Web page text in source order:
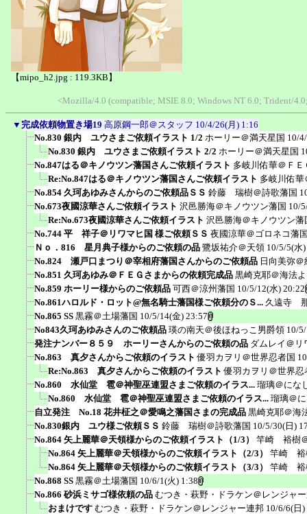
【mipo_h2.jpg : 119.3KB】
<Mozilla/4.0 (compatible; MSIE 8.0; Windows NT 6.0; Trident/
▼ 完成依頼物置き場19 高原鋼一郎＠スタッフ 10/4/26(月) 1:16
No.830 銀内 ユウさまご依頼イラスト 1/2 ホーリー＠満天星国 10/
No.830 銀内 ユウさまご依頼イラスト 2/2 ホーリー＠満天星国
No.847はる＠キノウツン藩国さんご依頼イラスト 多岐川佑華＠ＦＥ
Re:No.847はる＠キノウツン藩国さんご依頼イラスト 多岐川佑華
No.854 久珂あゆみさんからのご依頼品ＳＳ 鈴藤 瑞樹＠詩歌藩国
No.673夜國涼華さんご依頼イラスト 沢邑勝海＠キノウツン藩国 10/
Re:No.673夜國涼華さんご依頼イラスト 沢邑勝海＠キノウツン藩
No.744 平 祥子＠リワマヒ国 様ご依頼ＳＳ 夜國涼華＠ゴロネコ藩
Ｎｏ．816 星月典子様からのご依頼の品 鷺坂祐介＠天領 10/5/5(水
No.824 瀬戸口まつり＠宰相府藩国さんからのご依頼品 日向美弥
No.851 久珂あゆみ＠ＦＥＧさまからの依頼完成品 黒崎克耶＠海法
No.859 ホーリー様からのご依頼品 可西＠涼州藩国 10/5/12(水) 20:22
No.861ハロルド・ロット@無名騎士藩国様ご依頼分のＳ... 久遠寺
No.865 SS 黒霧＠土場藩国 10/5/14(金) 23:57
No843久珂あゆみさんのご依頼品 瑛の南天＠後ほねっこ男爵領 10/
発注ナンバー８５９ ホーリーさんからのご依頼の品 ダムレイ＠リ
No.863 真夕さんからご依頼のイラスト 優羽カヲリ＠世界忍者国
Re:No.863 真夕さんからご依頼のイラスト 優羽カヲリ＠世界忍
No.860 水仙堂 雹＠神聖巫連盟さまご依頼のイラス... 瑠璃＠にな
No.860 水仙堂 雹＠神聖巫連盟さまご依頼のイラス... 瑠璃＠
自立発注 No.18 花井柾之＠愛鳴之藩国さまの完成品 黒崎克耶＠海
No.830銀内 ユウ様ご依頼ＳＳ 鈴藤 瑞樹＠詩歌藩国 10/5/30(日)
No.864 矢上麗華＠天領様からのご依頼イラスト（1/3）
竿崎 裕樹
No.864 矢上麗華＠天領様からのご依頼イラスト（2/3）
竿崎 裕
No.864 矢上麗華＠天領様からのご依頼イラスト（3/3）
竿崎 裕
No.868 SS 黒霧＠土場藩国 10/6/1(火) 1:38
No.866 砂浜ミサゴ様依頼の品 むつき・萩野・ドラケン＠レンジャ
おまけです むつき・萩野・ドラケン＠レンジャー連邦 10/6/6(日)